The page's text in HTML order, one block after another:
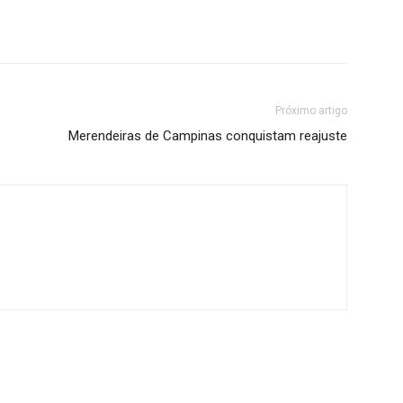
Próximo artigo
Merendeiras de Campinas conquistam reajuste